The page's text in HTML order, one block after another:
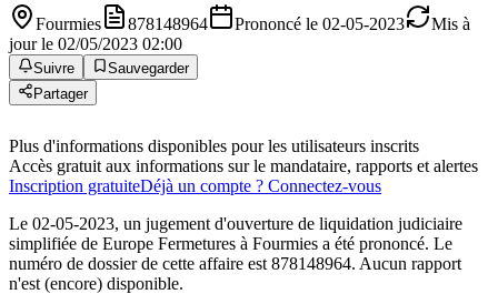
Fourmies 878148964 Prononcé le 02-05-2023
Mis à
jour le 02/05/2023 02:00
Suivre
Sauvegarder
Partager
Plus d'informations disponibles pour les utilisateurs inscrits
Accès gratuit aux informations sur le mandataire, rapports et alertes
Inscription gratuiteDéjà un compte ? Connectez-vous
Le 02-05-2023, un jugement d'ouverture de liquidation judiciaire
simplifiée de Europe Fermetures à Fourmies a été prononcé. Le
numéro de dossier de cette affaire est 878148964. Aucun rapport
n'est (encore) disponible.